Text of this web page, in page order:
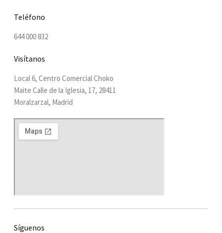
Teléfono
644 000 832
Visítanos
Local 6, Centro Comercial Choko
Maite Calle de la Iglesia, 17, 28411
Moralzarzal, Madrid
Síguenos